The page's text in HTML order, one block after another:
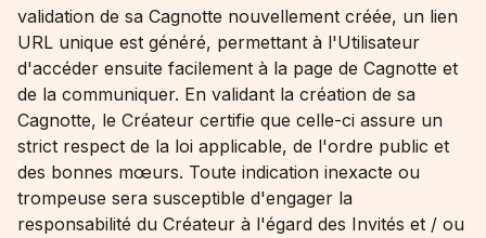
validation de sa Cagnotte nouvellement créée, un lien
URL unique est généré, permettant à l'Utilisateur
d'accéder ensuite facilement à la page de Cagnotte et
de la communiquer. En validant la création de sa
Cagnotte, le Créateur certifie que celle-ci assure un
strict respect de la loi applicable, de l'ordre public et
des bonnes mœurs. Toute indication inexacte ou
trompeuse sera susceptible d'engager la
responsabilité du Créateur à l'égard des Invités et / ou